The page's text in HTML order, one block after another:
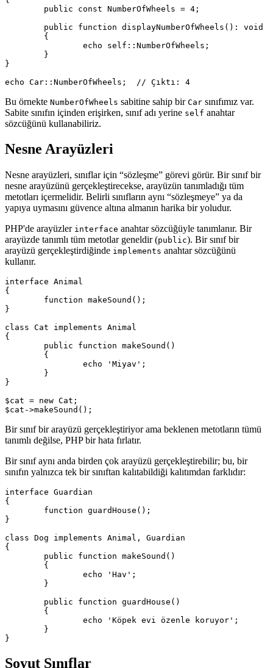
}
Bu örnekte NumberOfWheels sabitine sahip bir Car sınıfımız var.
Sabite sınıfın içinden erişirken, sınıf adı yerine self anahtar
sözcüğünü kullanabiliriz.
Nesne Arayüzleri
Nesne arayüzleri, sınıflar için “sözleşme” görevi görür. Bir sınıf bir
nesne arayüzünü gerçekleştirecekse, arayüzün tanımladığı tüm
metotları içermelidir. Belirli sınıfların aynı “sözleşmeye” ya da
yapıya uymasını güvence altına almanın harika bir yoludur.
PHP'de arayüzler interface anahtar sözcüğüyle tanımlanır. Bir
arayüzde tanımlı tüm metotlar geneldir (public). Bir sınıf bir
arayüzü gerçekleştirdiğinde implements anahtar sözcüğünü
kullanır.
interface Animal
{
}
class Cat implements Animal
{
}
$cat = new Cat;
Bir sınıf bir arayüzü gerçekleştiriyor ama beklenen metotların tümü
tanımlı değilse, PHP bir hata fırlatır.
Bir sınıf aynı anda birden çok arayüzü gerçekleştirebilir; bu, bir
sınıfın yalnızca tek bir sınıftan kalıtabildiği kalıtımdan farklıdır:
interface Guardian
{
}
class Dog implements Animal, Guardian
{
Soyut Sınıflar